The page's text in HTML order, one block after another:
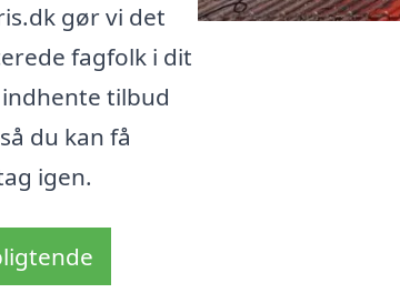
gør vi det
fagfolk i dit
tilbud
du kan få
igen.